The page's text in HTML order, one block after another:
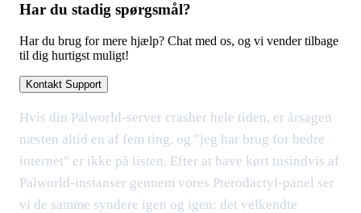
Har du stadig spørgsmål?
Har du brug for mere hjælp? Chat med os, og vi vender tilbage
til dig hurtigst muligt!
Kontakt Support
Hvis din Palworld-server crasher hele tiden, er årsagen
næsten altid en af fem ting, og "jeg har brug for bedre
internet" er ikke på listen. Efter at have kørt tusindvis af
Palworld-instanser gennem vores Pterodactyl-panel ser
vi de samme syndere igen og igen: det velkendte